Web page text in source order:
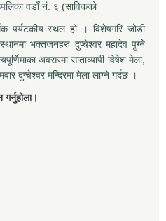
वडाँ नं. ६ (साविकको
पर्यटकीय स्थल हो । विशेषगरि जोडी
भक्तजनहरु दुप्चेश्वर महादेव पुग्ने
अवसरमा साताव्यापी विषेश मेला,
दुप्चेश्वर मन्दिरमा मेला लाग्ने गर्दछ ।